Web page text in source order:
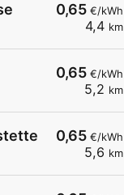
0,65€/kWh
4,4 km
0,65€/kWh
5,2 km
0,65€/kWh
5,6 km